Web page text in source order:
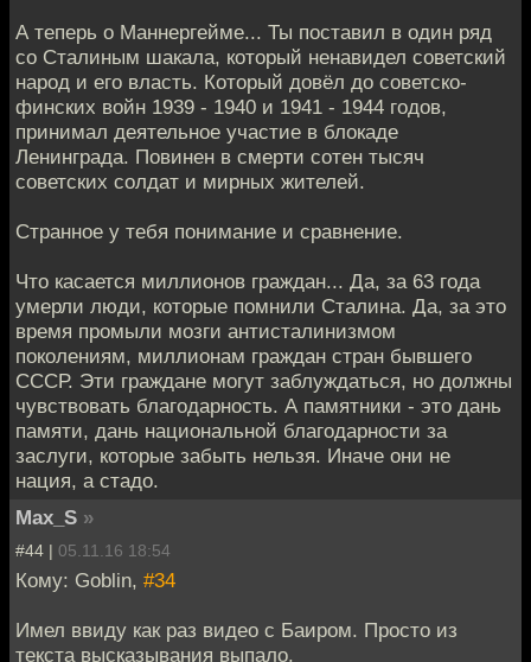
А теперь о Маннергейме... Ты поставил в один ряд
со Сталиным шакала, который ненавидел советский
народ и его власть. Который довёл до советско-
финских войн 1939 - 1940 и 1941 - 1944 годов,
принимал деятельное участие в блокаде
Ленинграда. Повинен в смерти сотен тысяч
советских солдат и мирных жителей.
Странное у тебя понимание и сравнение.
Что касается миллионов граждан... Да, за 63 года
умерли люди, которые помнили Сталина. Да, за это
время промыли мозги антисталинизмом
поколениям, миллионам граждан стран бывшего
СССР. Эти граждане могут заблуждаться, но должны
чувствовать благодарность. А памятники - это дань
памяти, дань национальной благодарности за
заслуги, которые забыть нельзя. Иначе они не
нация, а стадо.
Max_S »
#44 | 05.11.16 18:54
Кому: Goblin, #34
Имел ввиду как раз видео с Баиром. Просто из
текста высказывания выпало.